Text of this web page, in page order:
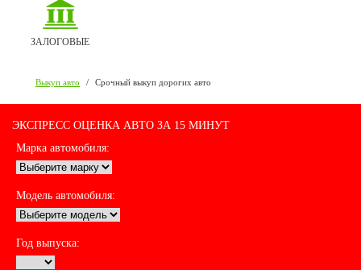
ЗАЛОГОВЫЕ
Выкуп авто / Срочный выкуп дорогих авто
ЭКСПРЕСС ОЦЕНКА АВТО ЗА 15 МИНУТ
Марка автомобиля:
Модель автомобиля:
Год выпуска: